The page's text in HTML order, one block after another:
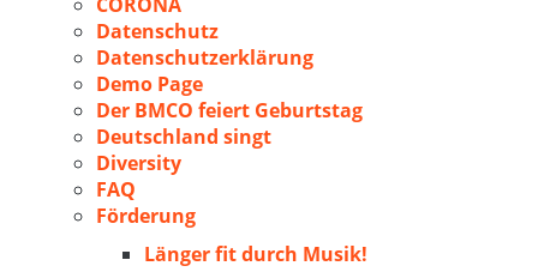
Datenschutz
Datenschutzerklärung
Demo Page
Der BMCO feiert Geburtstag
Deutschland singt
Diversity
FAQ
Förderung
Länger fit durch Musik!